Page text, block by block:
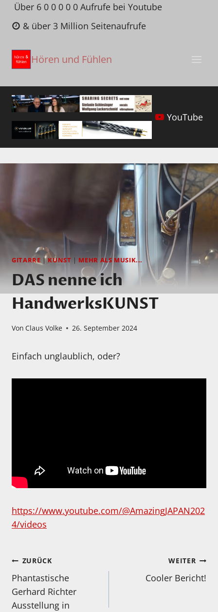
Zum
Inhalt
springen
Über 6 0 0 0 0 0 Aufrufe bei Youtube
& über 3 Million Seitenaufrufe
Hören und Fühlen
YouTube
GITARRE|KUNST | MEHR ALS MUSIK...
DAS nenne ich
HandwerksKUNST
Von Claus Volke 26. September 2024
Einfach unglaublich, oder?
https://www.youtube.com/@AmazingJAPAN202
4/videos
Beitragsnavigation
ZURÜCK
Phantastische
Gerhard Richter
Ausstellung in
WEITER
Cooler Bericht!